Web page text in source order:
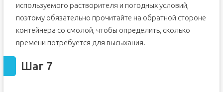
используемого растворителя и погодных условий,
поэтому обязательно прочитайте на обратной стороне
контейнера со смолой, чтобы определить, сколько
времени потребуется для высыхания.
Шаг 7